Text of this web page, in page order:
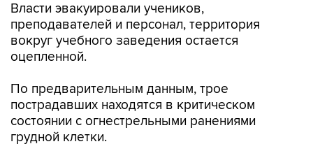
Власти эвакуировали учеников,
преподавателей и персонал, территория
вокруг учебного заведения остается
оцепленной.
По предварительным данным, трое
пострадавших находятся в критическом
состоянии с огнестрельными ранениями
грудной клетки.